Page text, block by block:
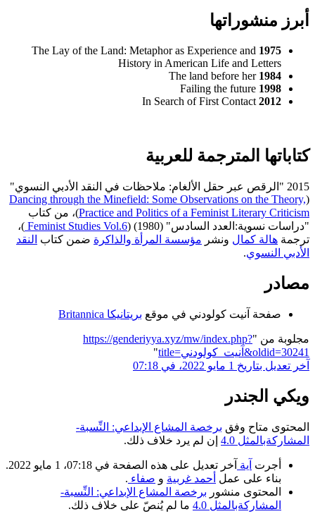
أبرز منشوراتها
1975
The Lay of the Land: Metaphor as Experience and
History in American Life and Letters
1984
The land before her
1998
2012
كتاباتها المترجمة للعربية
2015 "الرقص عبر حقل الألغام: ملاحظات في النقد الأدبي النسوي"
(
Dancing through the Minefield: Some Observations on the Theory,
Practice and Politics of a Feminist Literary Criticism)، من كتاب
"دراسات نسوية:العدد السادس" (1980) (
Feminist Studies Vol.6 )،
ترجمة هالة كمال ونشر مؤسسة المرأة والذاكرة ضمن كتاب النقد
الأدبي النسوي.
مصادر
صفحة آنيت كولودني في موقع بريتانيكا Britannica
مجلوبة من "https://genderiyya.xyz/mw/index.php?
title=آنيت_كولودني&oldid=30241
"
آخر تعديل بتاريخ 1 مايو 2022، في 07:18
ويكي الجندر
المحتوى متاح وفق برخصة المشاع الإبداعي: النِّسبة-
المشاركةبالمثل 4.0
إن لم يرد خلاف ذلك.
أجرت آية
آخر تعديل على هذه الصفحة في 07:18، 1 مايو 2022.
بناء على عمل أحمد غربية و صفاء .
المحتوى منشور برخصة المشاع الإبداعي: النِّسبة-
المشاركةبالمثل 4.0
ما لم يُنصّ على خلاف ذلك.